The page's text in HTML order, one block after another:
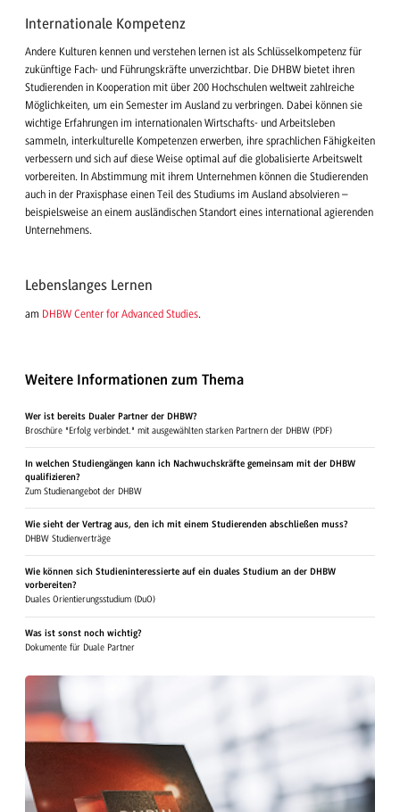
Internationale Kompetenz
Andere Kulturen kennen und verstehen lernen ist als Schlüsselkompetenz für
zukünftige Fach- und Führungskräfte unverzichtbar. Die DHBW bietet ihren
Studierenden in Kooperation mit über 200 Hochschulen weltweit zahlreiche
Möglichkeiten, um ein Semester im Ausland zu verbringen. Dabei können sie
wichtige Erfahrungen im internationalen Wirtschafts- und Arbeitsleben
sammeln, interkulturelle Kompetenzen erwerben, ihre sprachlichen Fähigkeiten
verbessern und sich auf diese Weise optimal auf die globalisierte Arbeitswelt
vorbereiten. In Abstimmung mit ihrem Unternehmen können die Studierenden
auch in der Praxisphase einen Teil des Studiums im Ausland absolvieren –
beispielsweise an einem ausländischen Standort eines international agierenden
Unternehmens.
Lebenslanges Lernen
am DHBW Center for Advanced Studies.
Weitere Informationen zum Thema
Wer ist bereits Dualer Partner der DHBW?
Broschüre "Erfolg verbindet." mit ausgewählten starken Partnern der DHBW (PDF)
In welchen Studiengängen kann ich Nachwuchskräfte gemeinsam mit der DHBW
qualifizieren?
Zum Studienangebot der DHBW
Wie sieht der Vertrag aus, den ich mit einem Studierenden abschließen muss?
DHBW Studienverträge
Wie können sich Studieninteressierte auf ein duales Studium an der DHBW
vorbereiten?
Duales Orientierungsstudium (DuO)
Was ist sonst noch wichtig?
Dokumente für Duale Partner